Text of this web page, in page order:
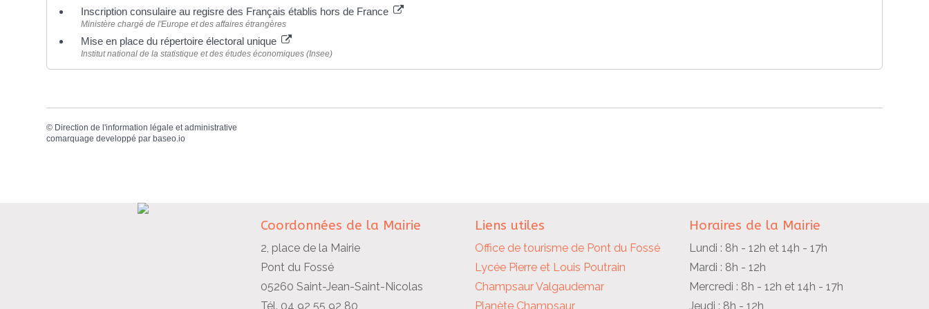
Inscription consulaire au regisre des Français établis hors de France
Ministère chargé de l'Europe et des affaires étrangères
Mise en place du répertoire électoral unique
Institut national de la statistique et des études économiques (Insee)
© Direction de l'information légale et administrative
comarquage developpé parbaseo.io
Coordonnées de la Mairie
2, place de la Mairie
Pont du Fossé
05260 Saint-Jean-Saint-Nicolas
Tél. 04 92 55 92 80
Liens utiles
Office de tourisme de Pont du Fossé
Lycée Pierre et Louis Poutrain
Champsaur Valgaudemar
Planète Champsaur
Horaires de la Mairie
Lundi : 8h - 12h et 14h - 17h
Mardi : 8h - 12h
Mercredi : 8h - 12h et 14h - 17h
Jeudi : 8h - 12h